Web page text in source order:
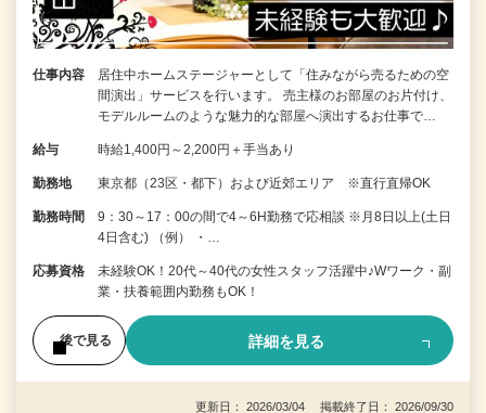
仕事内容
居住中ホームステージャーとして「住みながら売るための空
間演出」サービスを行います。 売主様のお部屋のお片付け、
モデルルームのような魅力的な部屋へ演出するお仕事で…
給与 時給1,400円～2,200円＋手当あり
勤務地 東京都（23区・都下）および近郊エリア ※直行直帰OK
勤務時間
9：30～17：00の間で4～6H勤務で応相談 ※月8日以上(土日
4日含む) （例） ・…
応募資格
未経験OK！20代～40代の女性スタッフ活躍中♪Wワーク・副
業・扶養範囲内勤務もOK！
後で見る 詳細を見る
更新日： 2026/03/04 掲載終了日： 2026/09/30